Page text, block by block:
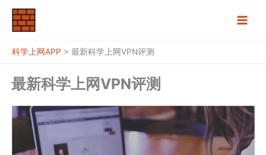
科学上网APP > 最新科学上网VPN评测
最新科学上网VPN评测